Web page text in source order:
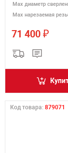
Мах диаметр
Мах нарезаемая
71 400 ₽
Код товара: 879071